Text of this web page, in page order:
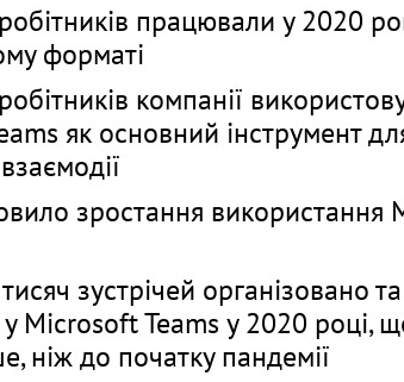
працювали у 2020
форматі
компанії
як основний інструмент
зростання використання
зустрічей організовано та
Microsoft Teams у 2020 році,
ніж до початку пандемії